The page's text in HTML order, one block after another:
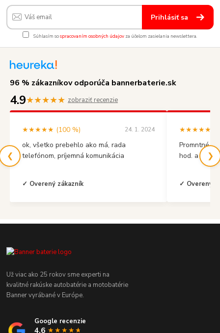
Prihlásiť sa
Súhlasím sospracovaním osobných údajov za účelom zasielania newslettera.
96 % zákazníkov odporúča bannerbaterie.sk
4.9★★★★★ zobraziť recenzie
❮
★★★★★ (100 %) 24. 1. 2024
ok, všetko prebehlo ako má, rada
telefónom, príjemná komunikácia
✓ Overený zákazník
★★★★★
Promntné
hod. a mal
✓ Overený
❯
Už viac ako 25 rokov sme experti na
kvalitné rakúske autobatérie a motobatérie
Banner vyrábané v Európe.
Google recenzie
4.6 ★★★★★
★